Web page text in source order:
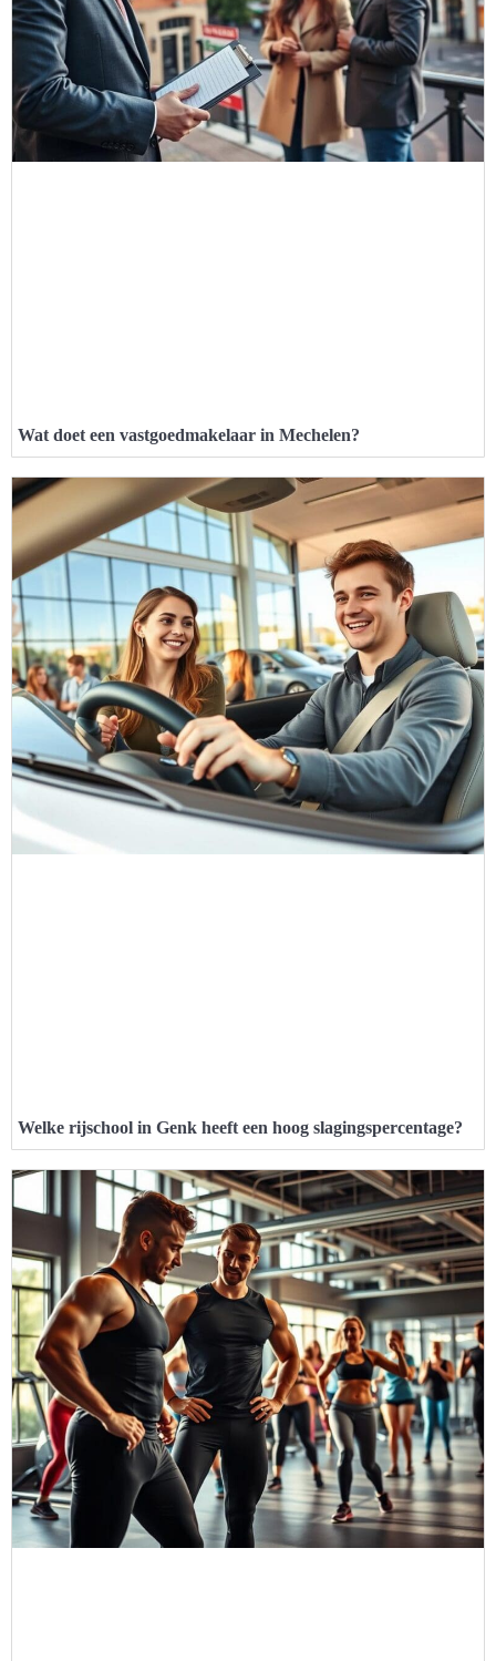
Wat doet een vastgoedmakelaar in Mechelen?
Welke rijschool in Genk heeft een hoog slagingspercentage?